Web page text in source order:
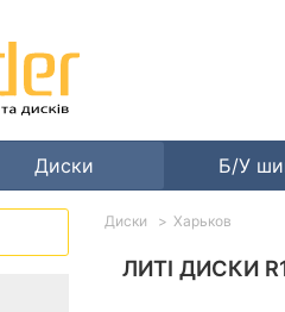
Диски Б/У
ЛИТІ ДИСКИ
Диски Харьков